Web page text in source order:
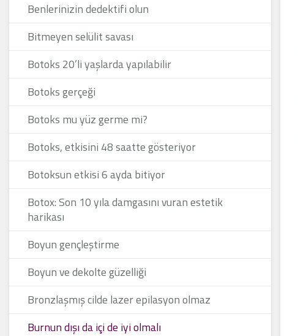
Benlerinizin dedektifi olun
Bitmeyen selülit savası
Botoks 20’li yaşlarda yapılabilir
Botoks gerçeği
Botoks mu yüz germe mi?
Botoks, etkisini 48 saatte gösteriyor
Botoksun etkisi 6 ayda bitiyor
Botox: Son 10 yıla damgasını vuran estetik
harikası
Boyun gençleştirme
Boyun ve dekolte güzelliği
Bronzlaşmış cilde lazer epilasyon olmaz
Burnun dışı da içi de iyi olmalı